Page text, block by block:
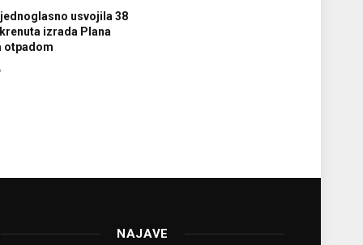
jednoglasno usvojila 38
izrada Plana
otpadom
NAJAVE